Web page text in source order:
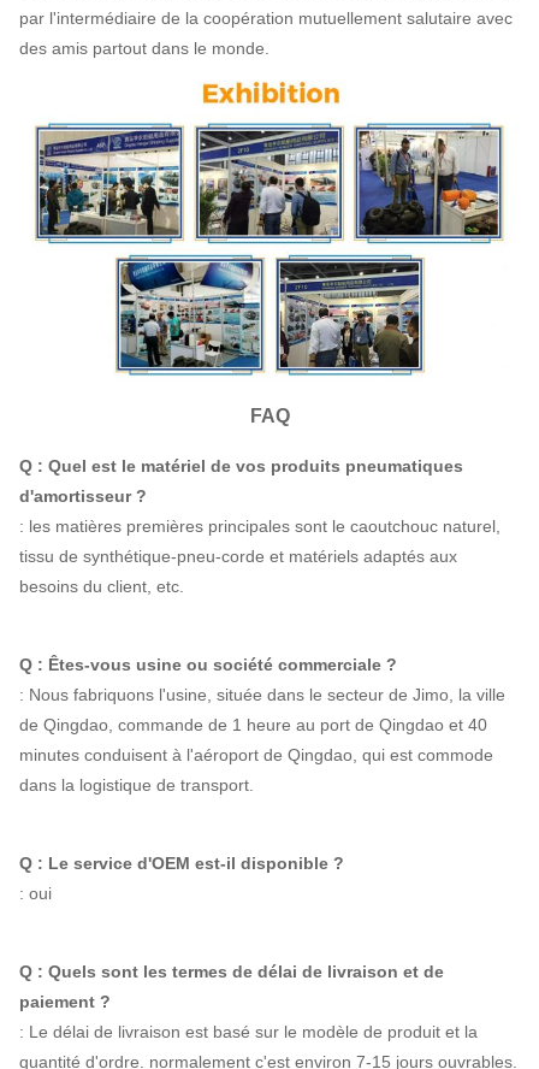
par l'intermédiaire de la coopération mutuellement salutaire avec
des amis partout dans le monde.
FAQ
Q : Quel est le matériel de vos produits pneumatiques
d'amortisseur ?
: les matières premières principales sont le caoutchouc naturel,
tissu de synthétique-pneu-corde et matériels adaptés aux
besoins du client, etc.
Q : Êtes-vous usine ou société commerciale ?
: Nous fabriquons l'usine, située dans le secteur de Jimo, la ville
de Qingdao, commande de 1 heure au port de Qingdao et 40
minutes conduisent à l'aéroport de Qingdao, qui est commode
dans la logistique de transport.
Q : Le service d'OEM est-il disponible ?
: oui
Q : Quels sont les termes de délai de livraison et de
paiement ?
: Le délai de livraison est basé sur le modèle de produit et la
quantité d'ordre. normalement c'est environ 7-15 jours ouvrables.